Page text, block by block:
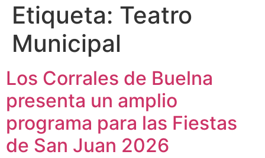
Etiqueta: Teatro
Municipal
Los Corrales de Buelna
presenta un amplio
programa para las Fiestas
de San Juan 2026